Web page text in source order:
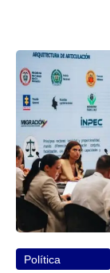
Política